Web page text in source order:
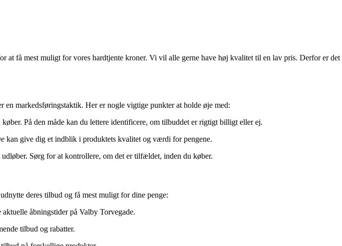
få mest muligt for vores hardtjente kroner. Vi vil alle gerne have høj kvalitet til en lav pris. Derfor er det
markedsføringstaktik. Her er nogle vigtige punkter at holde øje med:
På den måde kan du lettere identificere, om tilbuddet er rigtigt billigt eller ej.
kan give dig et indblik i produktets kvalitet og værdi for pengene.
Sørg for at kontrollere, om det er tilfældet, inden du køber.
deres tilbud og få mest muligt for dine penge:
åbningstider på Valby Torvegade.
tilbud og rabatter.